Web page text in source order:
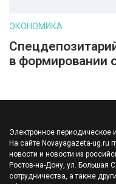
ЭКОНОМИКА
в формировании
Электронное периодическое
На сайте Novayagazeta-ug.ru
новости и новости из
Ростов-на-Дону, ул. Большая
сотрудничества, а также